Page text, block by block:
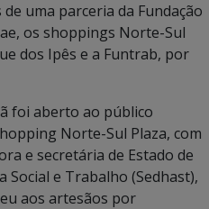
uma parceria da Fundação
os shoppings Norte-Sul
dos Ipês e a Funtrab, por
foi aberto ao público
Norte-Sul Plaza, com
e secretária de Estado de
Social e Trabalho (Sedhast),
aos artesãos por